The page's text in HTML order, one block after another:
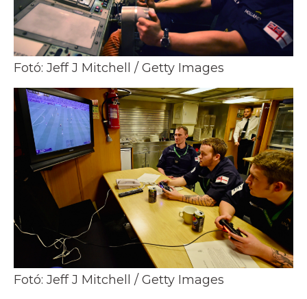
Fotó: Jeff J Mitchell / Getty Images
Fotó: Jeff J Mitchell / Getty Images